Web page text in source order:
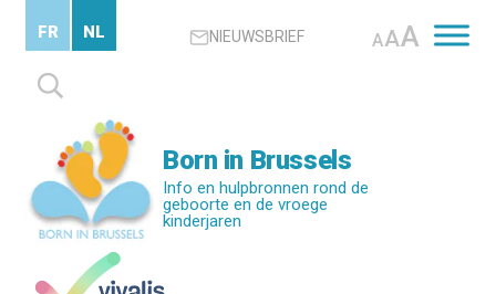
content
NIEUWSBRIEF AAA
Zoeken
naar:
FR NL
Born in Brussels
Info en hulpbronnen rond de
geboorte en de vroege
kinderjaren